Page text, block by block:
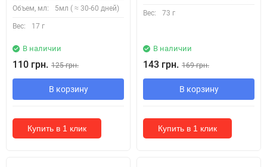
Объем, мл: 5мл ( ≈ 30-60 дней)
Вес: 17 г
В наличии
110 грн. 125 грн.
В корзину
Купить в 1 клик
Вес: 73 г
В наличии
143 грн. 169 грн.
В корзину
Купить в 1 клик